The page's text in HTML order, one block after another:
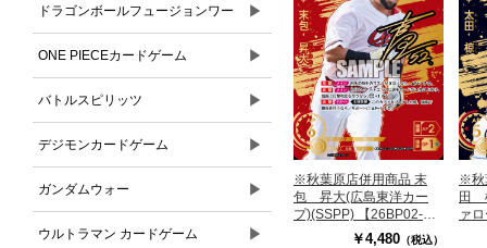
ナ】
ドラゴンボールフュージョンワー
ルド
▶
ONE PIECEカードゲーム ▶
バトルスピリッツ ▶
デジモンカードゲーム ▶
ガンダムウォー ▶
ウルトラマン カードゲーム ▶
※秋葉原店併用商品 末
包 昇大(広島東洋カー
プ)(SSPP) 【26BP02-
C03SSPP】￥4,480 （税込）
※秋
田
ァ